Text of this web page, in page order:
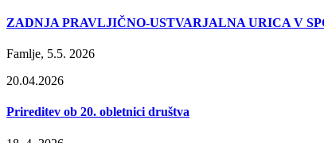
ZADNJA PRAVLJIČNO-USTVARJALNA URICA V
Famlje, 5.5. 2026
20.04.2026
Prireditev ob 20. obletnici društva